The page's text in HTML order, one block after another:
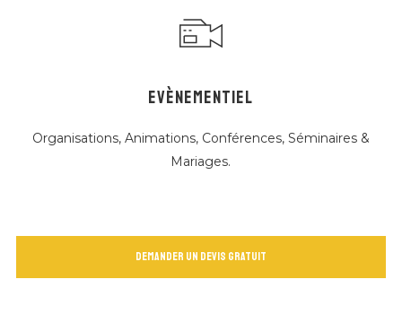
EVÈNEMENTIEL
Organisations, Animations, Conférences, Séminaires &
Mariages.
Demander un devis gratuit